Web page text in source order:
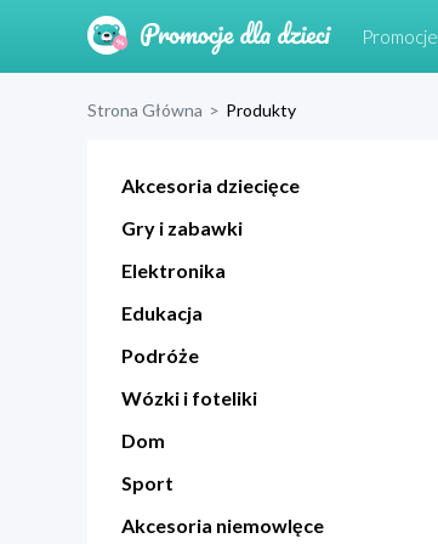
Promocje
Strona Główna > Produkty
Akcesoria dziecięce
Gry i zabawki
Elektronika
Edukacja
Podróże
Wózki i foteliki
Dom
Sport
Akcesoria niemowlęce